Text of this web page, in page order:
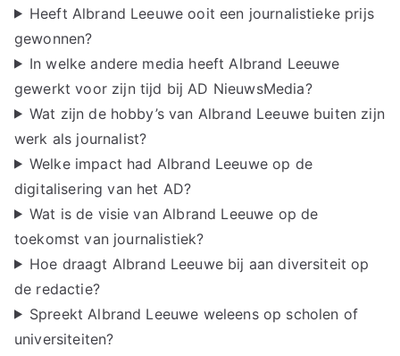
Heeft Albrand Leeuwe ooit een journalistieke prijs
gewonnen?
In welke andere media heeft Albrand Leeuwe
gewerkt voor zijn tijd bij AD NieuwsMedia?
Wat zijn de hobby’s van Albrand Leeuwe buiten zijn
werk als journalist?
Welke impact had Albrand Leeuwe op de
digitalisering van het AD?
Wat is de visie van Albrand Leeuwe op de
toekomst van journalistiek?
Hoe draagt Albrand Leeuwe bij aan diversiteit op
de redactie?
Spreekt Albrand Leeuwe weleens op scholen of
universiteiten?